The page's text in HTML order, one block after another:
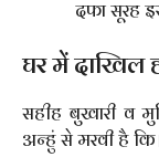
दफा सूरह
घर में दाखिल
सहीह बुखारी व
अन्हुं से मरवी है